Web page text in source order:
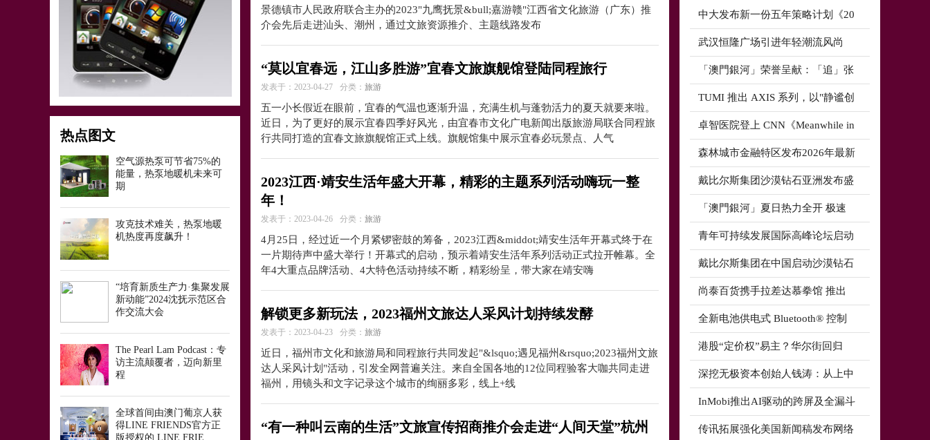
热点图文
空气源热泵可节省75%的
能量，热泵地暖机未来可
期
攻克技术难关，热泵地暖
机热度再度飙升！
“培育新质生产力·集聚发展
新动能”2024沈抚示范区合
作交流大会
The Pearl Lam Podcast：专
访主流颠覆者，迈向新里
程
全球首间由澳门葡京人获
得LINE FRIENDS官方正
版授权的 LINE FRIE
景德镇市人民政府联合主办的2023"九鹰抚景&bull;嘉游赣"江西省文化旅游（广东）推
介会先后走进汕头、潮州，通过文旅资源推介、主题线路发布
“莫以宜春远，江山多胜游”宜春文旅旗舰馆登陆同程旅行
发表于：2023-04-27 分类： 旅游
五一小长假近在眼前，宜春的气温也逐渐升温，充满生机与蓬勃活力的夏天就要来啦。
近日，为了更好的展示宜春四季好风光，由宜春市文化广电新闻出版旅游局联合同程旅
行共同打造的宜春文旅旗舰馆正式上线。旗舰馆集中展示宜春必玩景点、人气
2023江西·靖安生活年盛大开幕，精彩的主题系列活动嗨玩一整
年！
发表于：2023-04-26 分类： 旅游
4月25日，经过近一个月紧锣密鼓的筹备，2023江西&middot;靖安生活年开幕式终于在
一片期待声中盛大举行！开幕式的启动，预示着靖安生活年系列活动正式拉开帷幕。全
年4大重点品牌活动、4大特色活动持续不断，精彩纷呈，带大家在靖安嗨
解锁更多新玩法，2023福州文旅达人采风计划持续发酵
发表于：2023-04-23 分类： 旅游
近日，福州市文化和旅游局和同程旅行共同发起"&lsquo;遇见福州&rsquo;2023福州文旅
达人采风计划"活动，引发全网普遍关注。来自全国各地的12位同程验客大咖共同走进
福州，用镜头和文字记录这个城市的绚丽多彩，线上+线
“有一种叫云南的生活”文旅宣传招商推介会走进“人间天堂”杭州
中大发布新一份五年策略计划《20
武汉恒隆广场引进年轻潮流风尚
「澳門銀河」荣誉呈献：「追」张
TUMI 推出 AXIS 系列，以"静谧创
卓智医院登上 CNN《Meanwhile in
森林城市金融特区发布2026年最新
戴比尔斯集团沙漠钻石亚洲发布盛
「澳門銀河」夏日热力全开 极速
青年可持续发展国际高峰论坛启动
戴比尔斯集团在中国启动沙漠钻石
尚泰百货携手拉差达慕拳馆 推出
全新电池供电式 Bluetooth® 控制
港股“定价权”易主？华尔街回归
深挖无极资本创始人钱涛：从上中
InMobi推出AI驱动的跨屏及全漏斗
传讯拓展强化美国新闻稿发布网络